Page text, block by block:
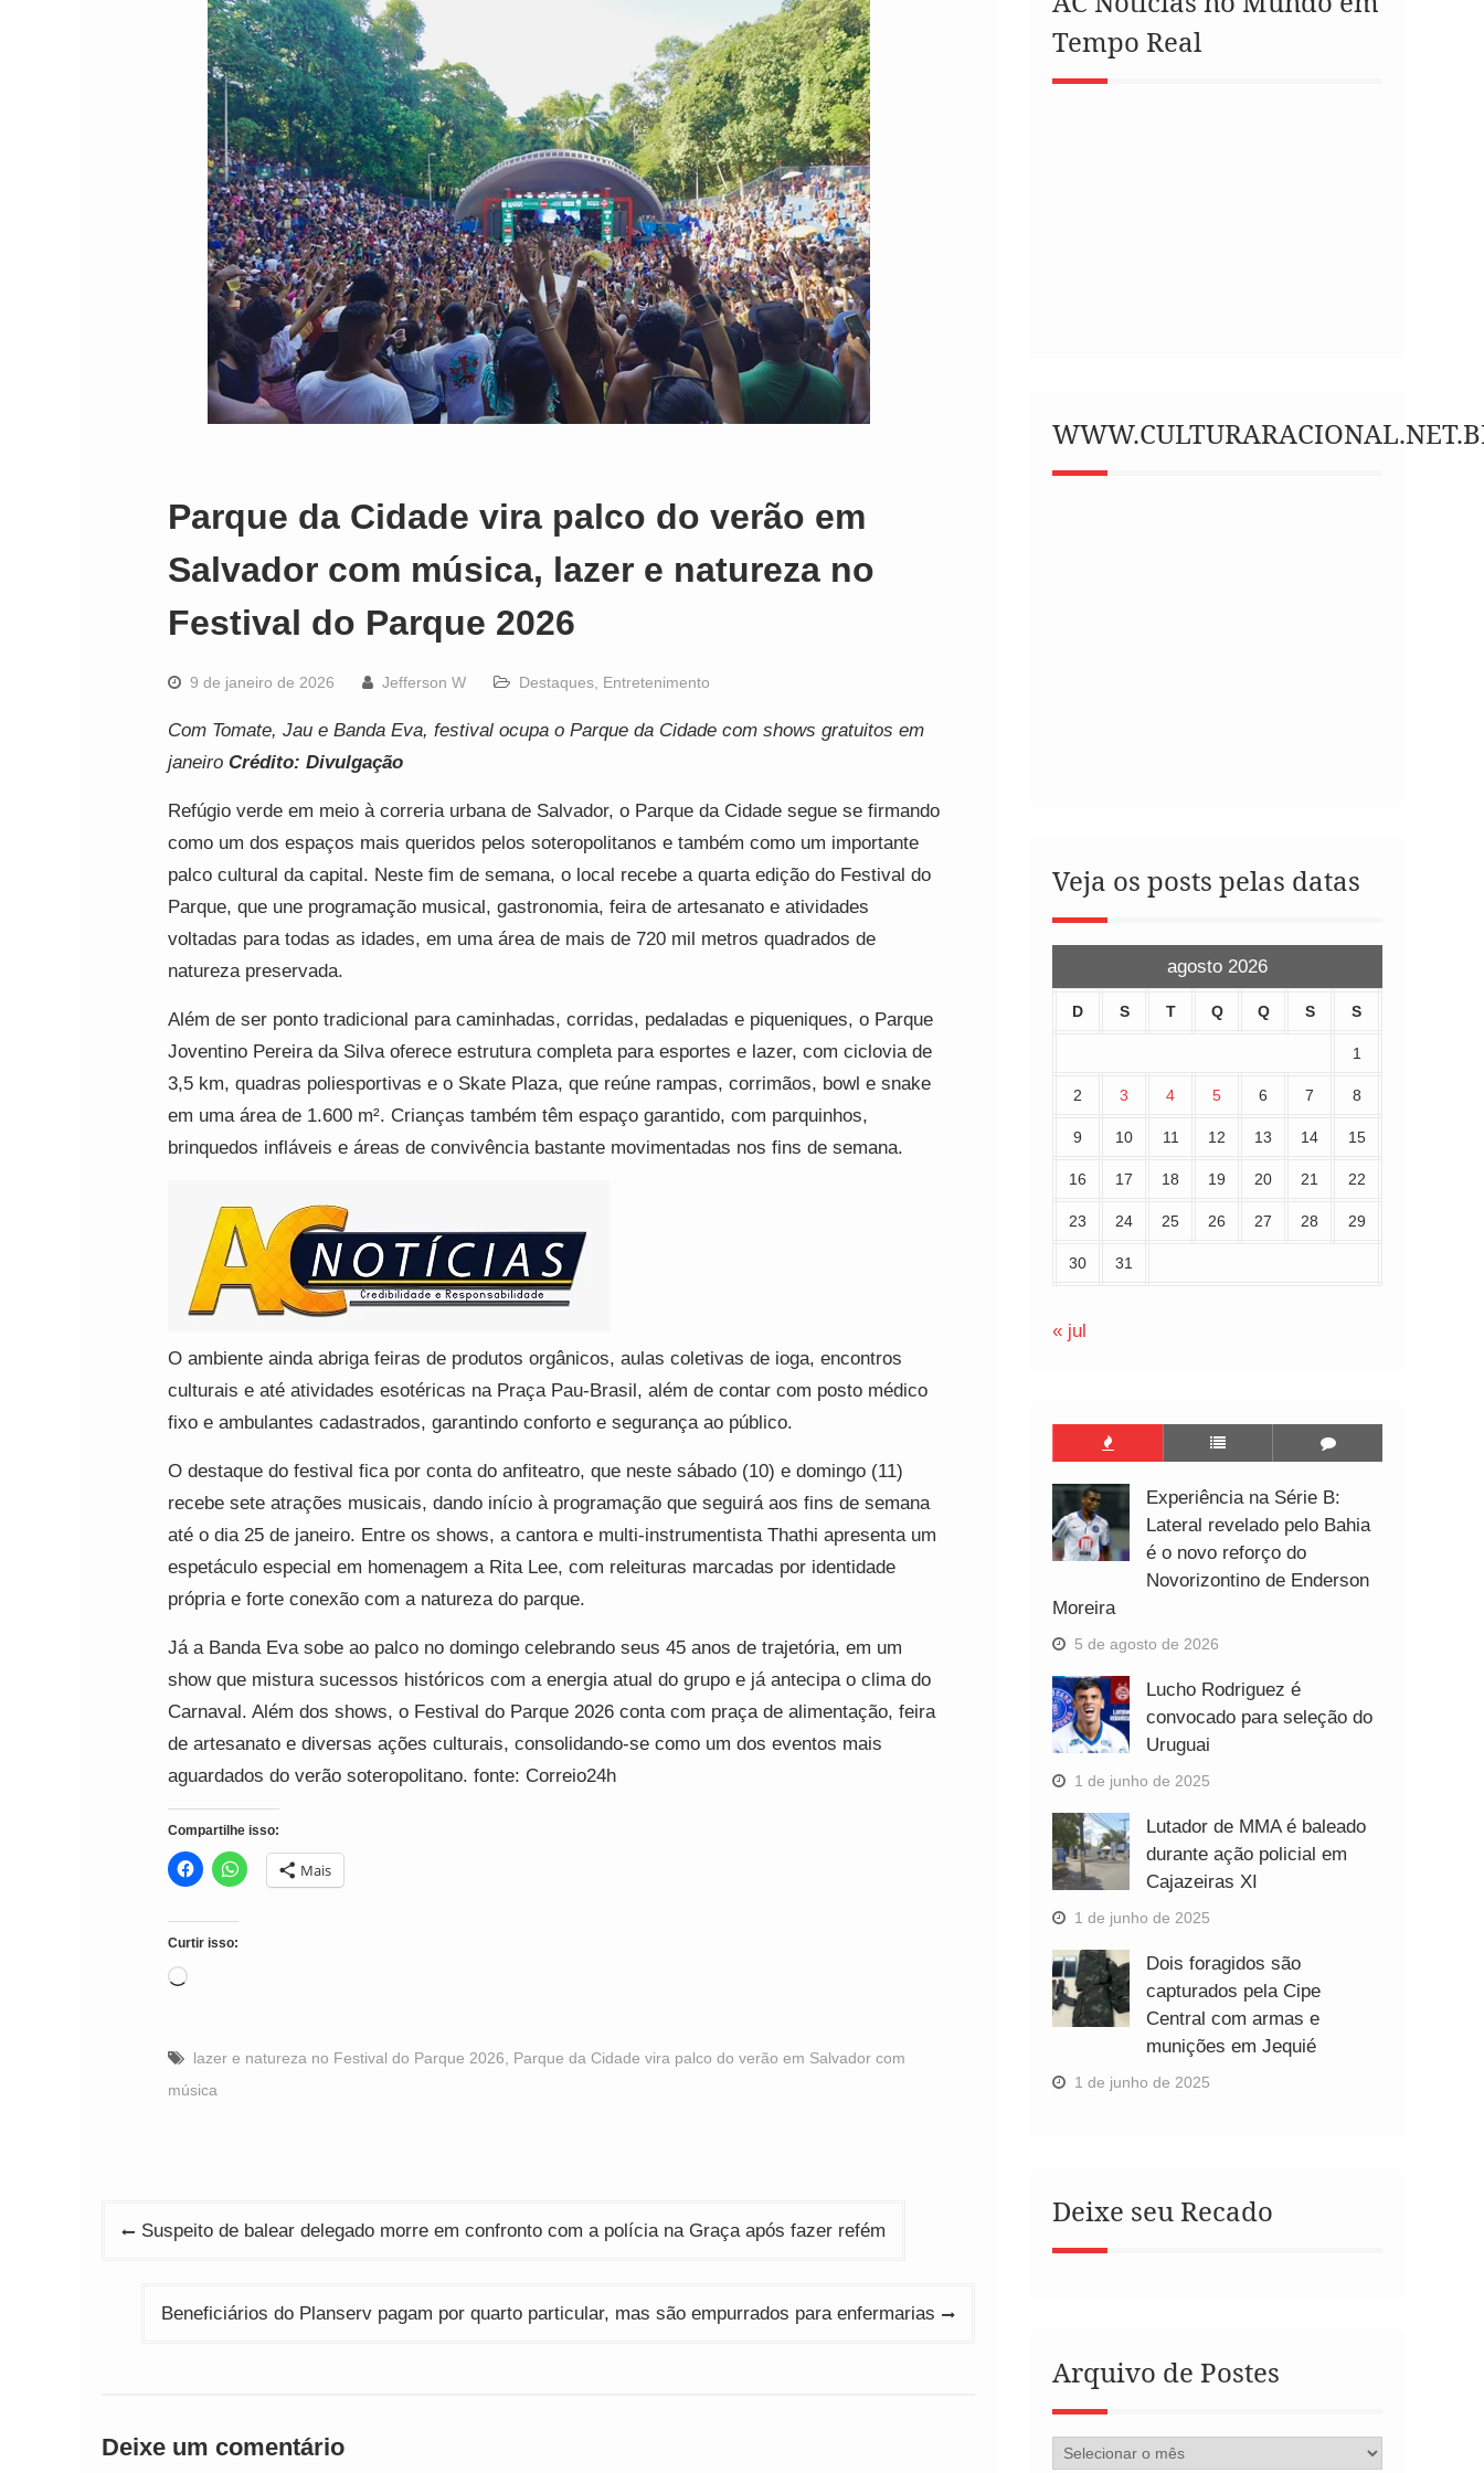
Parque da Cidade vira palco do verão em
Salvador com música, lazer e natureza no
Festival do Parque 2026
9 de janeiro de 2026 Jefferson W Destaques Entretenimento
Com Tomate, Jau e Banda Eva, festival ocupa o Parque da Cidade com shows gratuitos em
janeiro Crédito: Divulgação
Refúgio verde em meio à correria urbana de Salvador, o Parque da Cidade segue se firmando
como um dos espaços mais queridos pelos soteropolitanos e também como um importante
palco cultural da capital. Neste fim de semana, o local recebe a quarta edição do Festival do
Parque, que une programação musical, gastronomia, feira de artesanato e atividades
voltadas para todas as idades, em uma área de mais de 720 mil metros quadrados de
natureza preservada.
Além de ser ponto tradicional para caminhadas, corridas, pedaladas e piqueniques, o Parque
Joventino Pereira da Silva oferece estrutura completa para esportes e lazer, com ciclovia de
3,5 km, quadras poliesportivas e o Skate Plaza, que reúne rampas, corrimãos, bowl e snake
em uma área de 1.600 m². Crianças também têm espaço garantido, com parquinhos,
brinquedos infláveis e áreas de convivência bastante movimentadas nos fins de semana.
O ambiente ainda abriga feiras de produtos orgânicos, aulas coletivas de ioga, encontros
culturais e até atividades esotéricas na Praça Pau-Brasil, além de contar com posto médico
fixo e ambulantes cadastrados, garantindo conforto e segurança ao público.
O destaque do festival fica por conta do anfiteatro, que neste sábado (10) e domingo (11)
recebe sete atrações musicais, dando início à programação que seguirá aos fins de semana
até o dia 25 de janeiro. Entre os shows, a cantora e multi-instrumentista Thathi apresenta um
espetáculo especial em homenagem a Rita Lee, com releituras marcadas por identidade
própria e forte conexão com a natureza do parque.
Já a Banda Eva sobe ao palco no domingo celebrando seus 45 anos de trajetória, em um
show que mistura sucessos históricos com a energia atual do grupo e já antecipa o clima do
Carnaval. Além dos shows, o Festival do Parque 2026 conta com praça de alimentação, feira
de artesanato e diversas ações culturais, consolidando-se como um dos eventos mais
aguardados do verão soteropolitano. fonte: Correio24h
Compartilhe isso:
Mais
Curtir isso:
Carregando...
lazer e natureza no Festival do Parque 2026
Parque da Cidade vira palco do verão em Salvador com
música
Navegação
Post
Suspeito de balear delegado morre em confronto com a polícia na Graça após fazer refém
Beneficiários do Planserv pagam por quarto particular, mas são empurrados para enfermarias
Deixe um comentário
Tempo Real
Veja os posts pelas datas
agosto 2026
D S T Q Q S S
1
2 3 4 5 6 7 8
9 10 11 12 13 14 15
16 17 18 19 20 21 22
23 24 25 26 27 28 29
30 31
« jul
Experiência na Série B:
Lateral revelado pelo Bahia
é o novo reforço do
Novorizontino de Enderson
Moreira
5 de agosto de 2026
Lucho Rodriguez é
convocado para seleção do
Uruguai
1 de junho de 2025
Lutador de MMA é baleado
durante ação policial em
Cajazeiras XI
1 de junho de 2025
Dois foragidos são
capturados pela Cipe
Central com armas e
munições em Jequié
1 de junho de 2025
Deixe seu Recado
Arquivo de Postes
Arquivo